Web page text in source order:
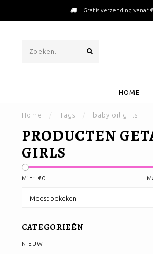
Gratis verzending vanaf
HOME
Home / Tags / baby oil girls
PRODUCTEN
GIRLS
Min: €0
CATEGORIEËN
NIEUW